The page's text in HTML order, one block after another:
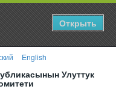
Открыть
English
Улуттук